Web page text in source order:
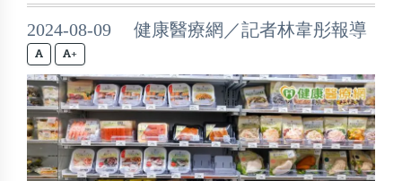
2024-08-09 健康醫療網／記者林韋彤報導
+